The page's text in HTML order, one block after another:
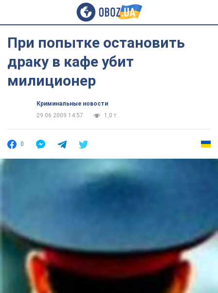
При попытке остановить
драку в кафе убит
милиционер
Криминальные новости
29.06.2009 14:57
1,0 т.
0